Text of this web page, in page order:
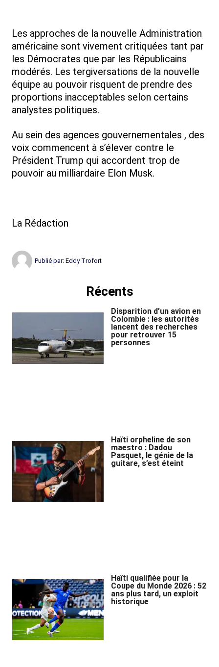
Les approches de la nouvelle Administration
américaine sont vivement critiquées tant par
les Démocrates que par les Républicains
modérés. Les tergiversations de la nouvelle
équipe au pouvoir risquent de prendre des
proportions inacceptables selon certains
analystes politiques.
Au sein des agences gouvernementales , des
voix commencent à s’élever contre le
Président Trump qui accordent trop de
pouvoir au milliardaire Elon Musk.
La Rédaction
Publié par: Eddy Trofort
Récents
Disparition d’un avion en
Colombie : les autorités
lancent des recherches
pour retrouver 15
personnes
Haïti orpheline de son
maestro : Dadou
Pasquet, le génie de la
guitare, s’est éteint
Haïti qualifiée pour la
Coupe du Monde 2026 : 52
ans plus tard, un exploit
historique